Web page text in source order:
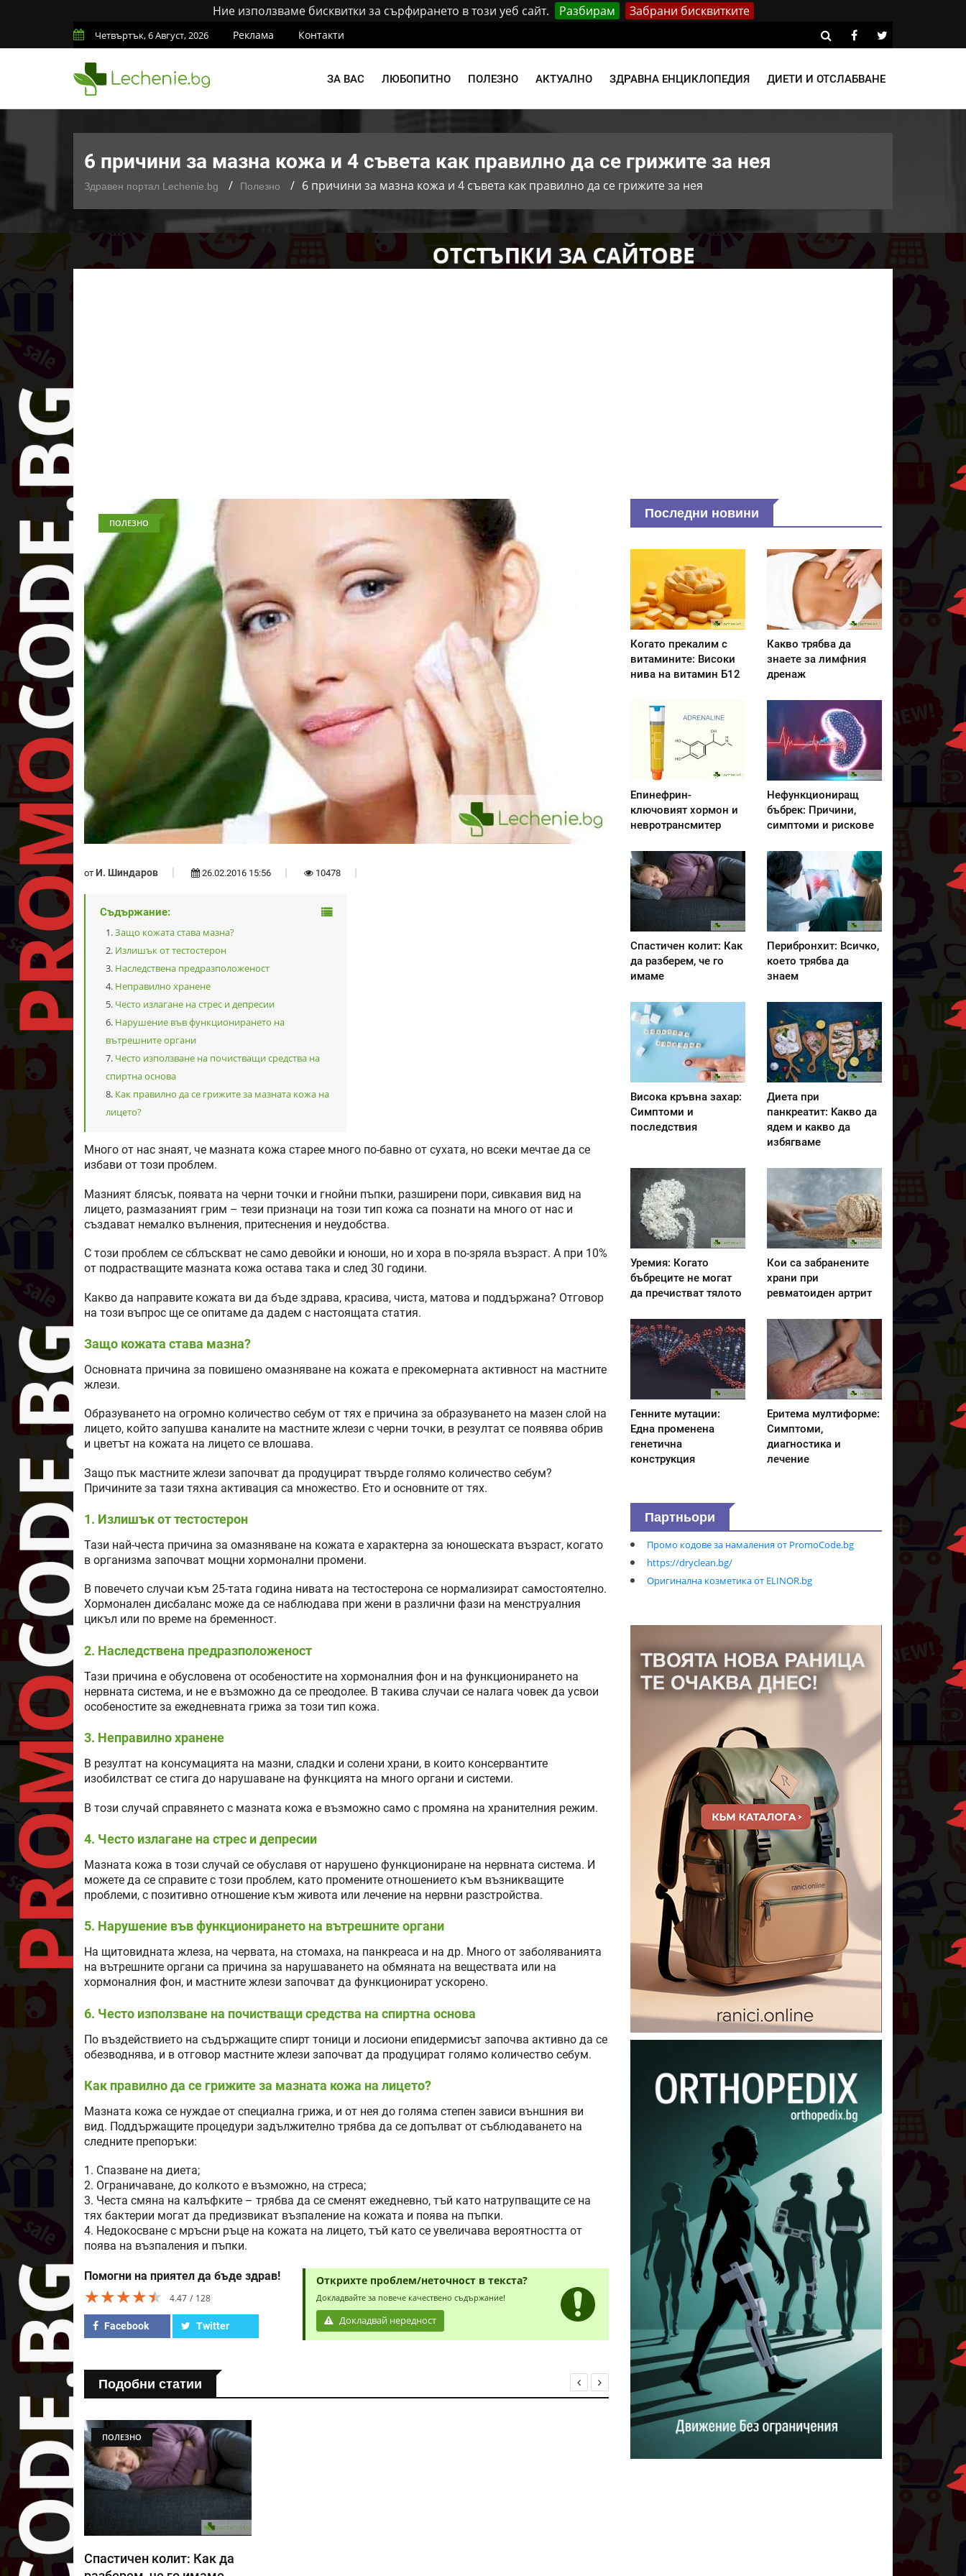
Ние използваме бисквитки за сърфирането в този уеб сайт. Разбирам Забрани бисквитките
Четвъртък, 6 Август, 2026 Реклама Контакти
ЗА ВАС ЛЮБОПИТНО ПОЛЕЗНО АКТУАЛНО ЗДРАВНА ЕНЦИКЛОПЕДИЯ ДИЕТИ И ОТСЛАБВАНЕ
6 причини за мазна кожа и 4 съвета как правилно да се грижите за нея
Здравен портал Lechenie.bg Полезно 6 причини за мазна кожа и 4 съвета как правилно да се грижите за нея
ПОЛЕЗНО
от И. Шиндаров 26.02.2016 15:56 10478
Съдържание:
Защо кожата става мазна?
Излишък от тестостерон
Наследствена предразположеност
Неправилно хранене
Често излагане на стрес и депресии
Нарушение във функционирането на
вътрешните органи
Често използване на почистващи средства на
спиртна основа
Как правилно да се грижите за мазната кожа на
лицето?
Много от нас знаят, че мазната кожа старее много по-бавно от сухата, но всеки мечтае да се
избави от този проблем.
Мазният блясък, появата на черни точки и гнойни пъпки, разширени пори, сивкавия вид на
лицето, размазаният грим – тези признаци на този тип кожа са познати на много от нас и
създават немалко вълнения, притеснения и неудобства.
С този проблем се сблъскват не само девойки и юноши, но и хора в по-зряла възраст. А при 10%
от подрастващите мазната кожа остава така и след 30 години.
Какво да направите кожата ви да бъде здрава, красива, чиста, матова и поддържана? Отговор
на този въпрос ще се опитаме да дадем с настоящата статия.
Защо кожата става мазна?
Основната причина за повишено омазняване на кожата е прекомерната активност на мастните
жлези.
Образуването на огромно количество себум от тях е причина за образуването на мазен слой на
лицето, който запушва каналите на мастните жлези с черни точки, в резултат се появява обрив
и цветът на кожата на лицето се влошава.
Защо пък мастните жлези започват да продуцират твърде голямо количество себум?
Причините за тази тяхна активация са множество. Ето и основните от тях.
1. Излишък от тестостерон
Тази най-честа причина за омазняване на кожата е характерна за юношеската възраст, когато
в организма започват мощни хормонални промени.
В повечето случаи към 25-тата година нивата на тестостерона се нормализират самостоятелно.
Хормонален дисбаланс може да се наблюдава при жени в различни фази на менструалния
цикъл или по време на бременност.
2. Наследствена предразположеност
Тази причина е обусловена от особеностите на хормоналния фон и на функционирането на
нервната система, и не е възможно да се преодолее. В такива случаи се налага човек да усвои
особеностите за ежедневната грижа за този тип кожа.
3. Неправилно хранене
В резултат на консумацията на мазни, сладки и солени храни, в които консервантите
изобилстват се стига до нарушаване на функцията на много органи и системи.
В този случай справянето с мазната кожа е възможно само с промяна на хранителния режим.
4. Често излагане на стрес и депресии
Мазната кожа в този случай се обуславя от нарушено функциониране на нервната система. И
можете да се справите с този проблем, като промените отношението към възникващите
проблеми, с позитивно отношение към живота или лечение на нервни разстройства.
5. Нарушение във функционирането на вътрешните органи
На щитовидната жлеза, на червата, на стомаха, на панкреаса и на др. Много от заболяванията
на вътрешните органи са причина за нарушаването на обмяната на веществата или на
хормоналния фон, и мастните жлези започват да функционират ускорено.
6. Често използване на почистващи средства на спиртна основа
По въздействието на съдържащите спирт тоници и лосиони епидермисът започва активно да се
обезводнява, и в отговор мастните жлези започват да продуцират голямо количество себум.
Как правилно да се грижите за мазната кожа на лицето?
Мазната кожа се нуждае от специална грижа, и от нея до голяма степен зависи външния ви
вид. Поддържащите процедури задължително трябва да се допълват от съблюдаването на
следните препоръки:
1. Спазване на диета;
2. Ограничаване, до колкото е възможно, на стреса;
3. Честа смяна на калъфките – трябва да се сменят ежедневно, тъй като натрупващите се на
тях бактерии могат да предизвикат възпаление на кожата и поява на пъпки.
4. Недокосване с мръсни ръце на кожата на лицето, тъй като се увеличава вероятността от
поява на възпаления и пъпки.
Помогни на приятел да бъде здрав!
★★★★★
★★★★★
★★★★★ 4.47 128
Facebook Twitter
Открихте проблем/неточност в текста?
Докладвайте за повече качествено съдържание!
Докладвай нередност
Подобни статии
ПОЛЕЗНО
Спастичен колит: Как да
Последни новини
Когато прекалим с
витамините: Високи
нива на витамин Б12
Какво трябва да
знаете за лимфния
дренаж
Епинефрин-
ключовият хормон и
невротрансмитер
Нефункциониращ
бъбрек: Причини,
симптоми и рискове
Спастичен колит: Как
да разберем, че го
имаме
Перибронхит: Всичко,
което трябва да
знаем
Висока кръвна захар:
Симптоми и
последствия
Диета при
панкреатит: Kакво да
ядем и какво да
избягваме
Уремия: Когато
бъбреците не могат
да пречистват тялото
Кои са забранените
храни при
ревматоиден артрит
Генните мутации:
Една променена
генетична
конструкция
Еритема мултиформе:
Симптоми,
диагностика и
лечение
Партньори
Промо кодове за намаления от PromoCode.bg
https://dryclean.bg/
Оригинална козметика от ELINOR.bg